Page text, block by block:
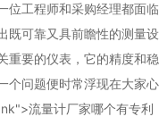
位工程师和采购经理都面临
既可靠又具前瞻性的测量设
重要的仪表，它的精度和稳
个问题便时常浮现在大家心
流量计厂家哪个有专利